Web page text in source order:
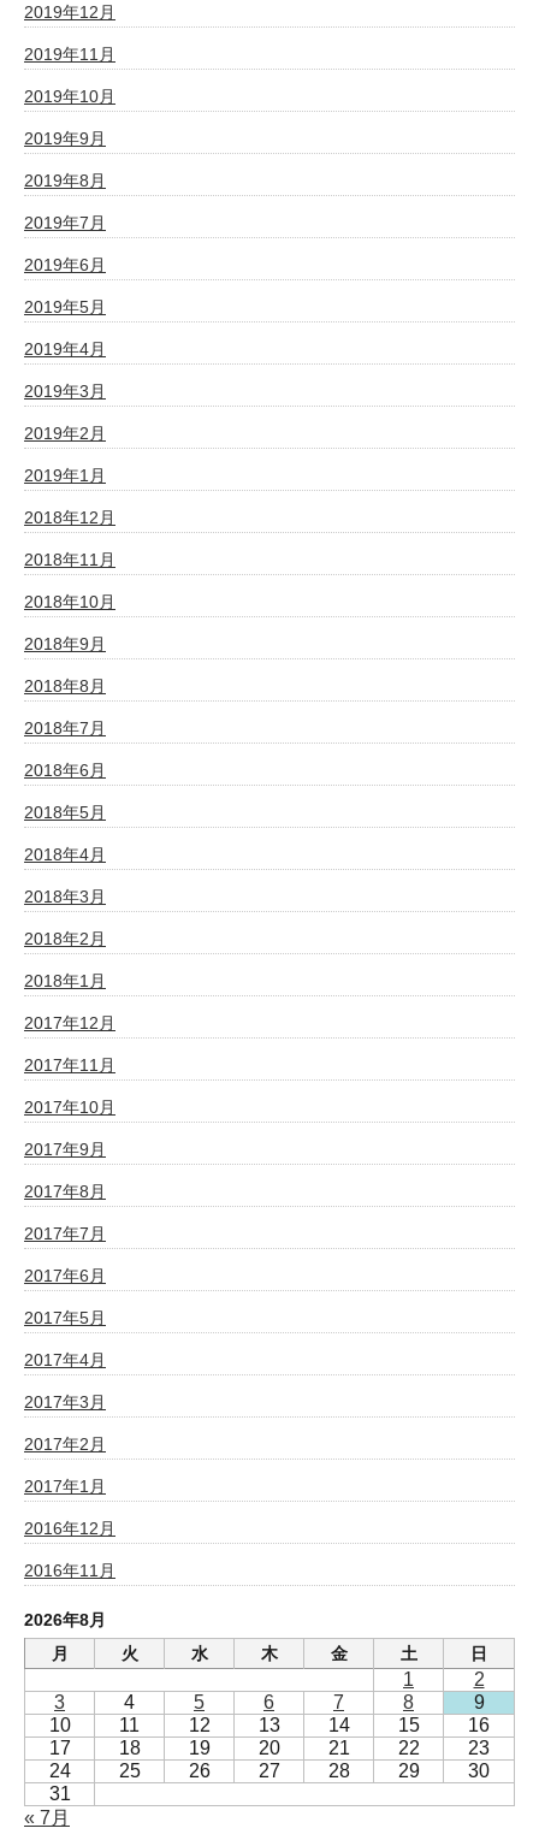
2019年12月
2019年11月
2019年10月
2019年9月
2019年8月
2019年7月
2019年6月
2019年5月
2019年4月
2019年3月
2019年2月
2019年1月
2018年12月
2018年11月
2018年10月
2018年9月
2018年8月
2018年7月
2018年6月
2018年5月
2018年4月
2018年3月
2018年2月
2018年1月
2017年12月
2017年11月
2017年10月
2017年9月
2017年8月
2017年7月
2017年6月
2017年5月
2017年4月
2017年3月
2017年2月
2017年1月
2016年12月
2016年11月
2026年8月
月
火 水 木 金 土 日
1
2
3
4 5 6 7 8
9
10
11 12 13 14 15
16
17
18 19 20 21 22
23
24
25 26 27 28 29
30
31
« 7月